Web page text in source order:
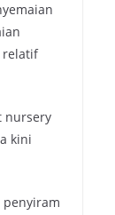
relatif
nursery
kini